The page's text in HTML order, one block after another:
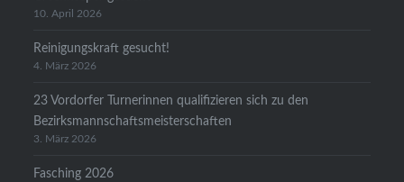
10. April 2026
Reinigungskraft gesucht!
4. März 2026
23 Vordorfer Turnerinnen qualifizieren sich zu den
Bezirksmannschaftsmeisterschaften
3. März 2026
Fasching 2026